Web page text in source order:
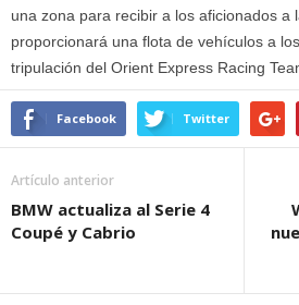
una zona para recibir a los aficionados a
proporcionará una flota de vehículos a
tripulación del Orient Express Racing
Facebook Twitter
Artículo anterior
BMW actualiza al Serie 4
Coupé y Cabrio